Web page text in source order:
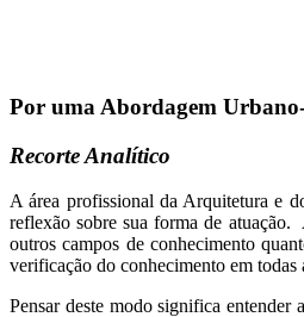
Por uma Abordagem
Recorte Analítico
A área profissional da Arquitetura e
reflexão sobre sua forma de
outros campos de conhecimento
verificação do conhecimento em todas
Pensar deste modo significa